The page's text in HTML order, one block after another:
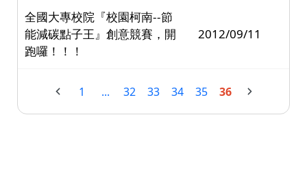
全國大專校院『校園柯南--節
能減碳點子王』創意競賽，開
跑囉！！！
2012/09/11
1 ... 32 33 34 35 36